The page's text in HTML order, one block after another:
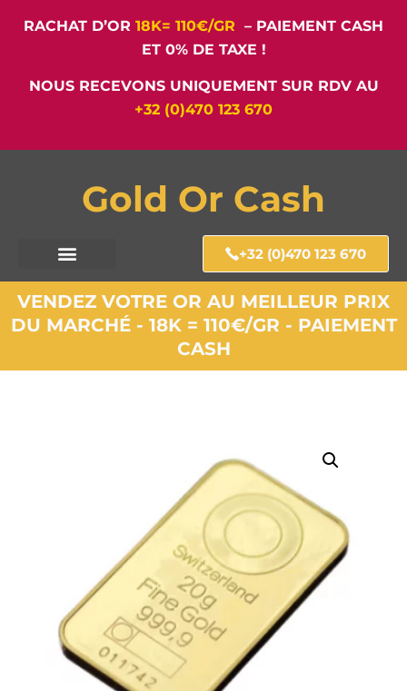
RACHAT D’OR 18K= 110€/GR – PAIEMENT CASH
ET 0% DE TAXE !
NOUS RECEVONS UNIQUEMENT SUR RDV AU
+32 (0)470 123 670
Gold Or Cash
+32 (0)470 123 670
VENDEZ VOTRE OR AU MEILLEUR PRIX
DU MARCHÉ - 18K = 110€/GR - PAIEMENT
CASH